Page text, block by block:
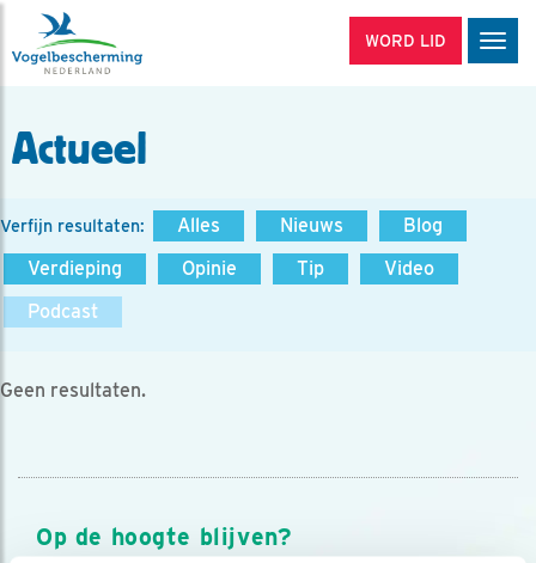
WORD LID
Actueel
Verfijn resultaten: Alles Nieuws
Blog
Verdieping
Opinie Tip
Video
Podcast
Geen resultaten.
Op de hoogte blijven?